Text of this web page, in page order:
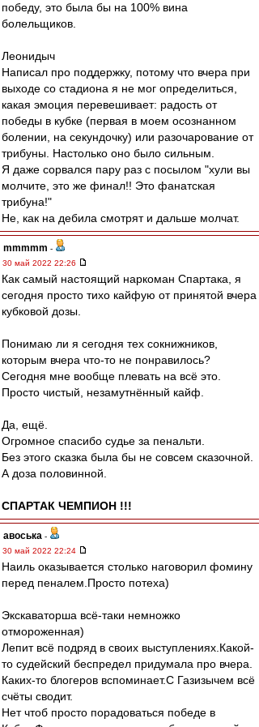
победу, это была бы на 100% вина
болельщиков.
Леонидыч
Написал про поддержку, потому что вчера при
выходе со стадиона я не мог определиться,
какая эмоция перевешивает: радость от
победы в кубке (первая в моем осознанном
болении, на секундочку) или разочарование от
трибуны. Настолько оно было сильным.
Я даже сорвался пару раз с посылом "хули вы
молчите, это же финал!! Это фанатская
трибуна!"
Не, как на дебила смотрят и дальше молчат.
mmmmm -
30 май 2022 22:26
Как самый настоящий наркоман Спартака, я
сегодня просто тихо кайфую от принятой вчера
кубковой дозы.
Понимаю ли я сегодня тех сокнижников,
которым вчера что-то не понравилось?
Сегодня мне вообще плевать на всё это.
Просто чистый, незамутнённый кайф.
Да, ещё.
Огромное спасибо судье за пенальти.
Без этого сказка была бы не совсем сказочной.
А доза половинной.
СПАРТАК ЧЕМПИОН !!!
авоська -
30 май 2022 22:24
Наиль оказывается столько наговорил фомину
перед пеналем.Просто потеха)
Экскаваторша всё-таки немножко
отмороженная)
Лепит всё подряд в своих выступлениях.Какой-
то судейский беспредел придумала про вчера.
Каких-то блогеров вспоминает.С Газизычем всё
счёты сводит.
Нет чтоб просто порадоваться победе в